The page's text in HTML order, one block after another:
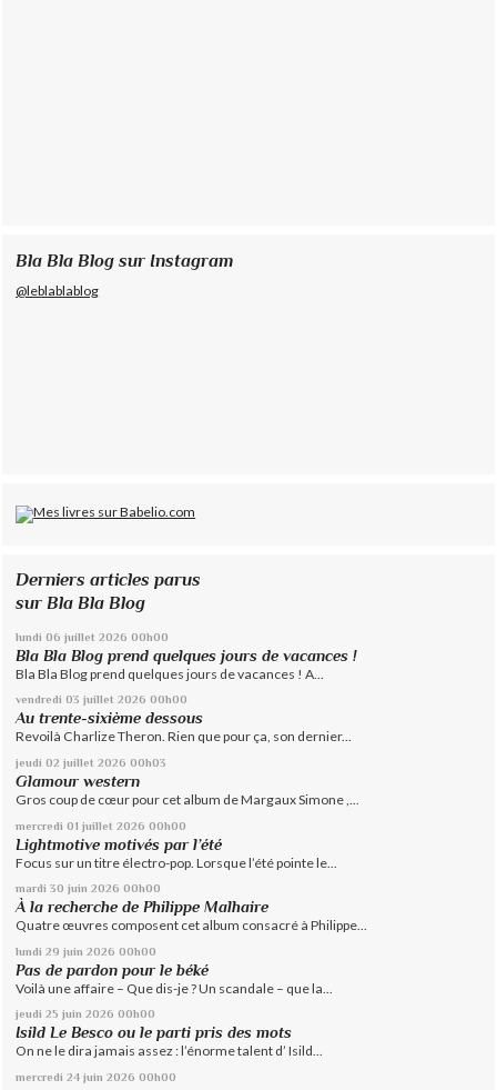
Bla Bla Blog sur Instagram
@leblablablog
Derniers articles parus
sur Bla Bla Blog
lundi 06 juillet 2026 00h00
Bla Bla Blog prend quelques jours de vacances !
Bla Bla Blog prend quelques jours de vacances ! A...
vendredi 03 juillet 2026 00h00
Au trente-sixième dessous
Revoilà Charlize Theron. Rien que pour ça, son dernier...
jeudi 02 juillet 2026 00h03
Glamour western
Gros coup de cœur pour cet album de Margaux Simone ,...
mercredi 01 juillet 2026 00h00
Lightmotive motivés par l’été
Focus sur un titre électro-pop. Lorsque l’été pointe le...
mardi 30 juin 2026 00h00
À la recherche de Philippe Malhaire
Quatre œuvres composent cet album consacré à Philippe...
lundi 29 juin 2026 00h00
Pas de pardon pour le béké
Voilà une affaire – Que dis-je ? Un scandale – que la...
jeudi 25 juin 2026 00h00
Isild Le Besco ou le parti pris des mots
On ne le dira jamais assez : l’énorme talent d’ Isild...
mercredi 24 juin 2026 00h00